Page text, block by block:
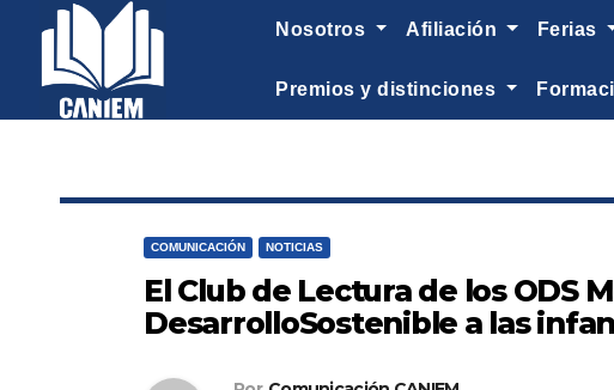
nosotros afiliación ferias
premios y distinciones
COMUNICACIÓN NOTICIAS
El Club de Lectura de los ODS
DesarrolloSostenible a las